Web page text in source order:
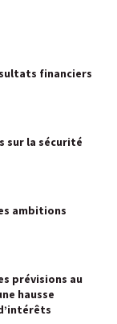
financiers
sur la sécurité
ambitions
prévisions au
hausse